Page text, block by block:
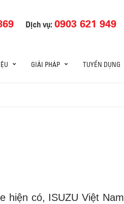
Dịch vụ:0903 621 949
GIẢI PHÁP TUYỂN DỤNG
hiện có, ISUZU Việt Nam